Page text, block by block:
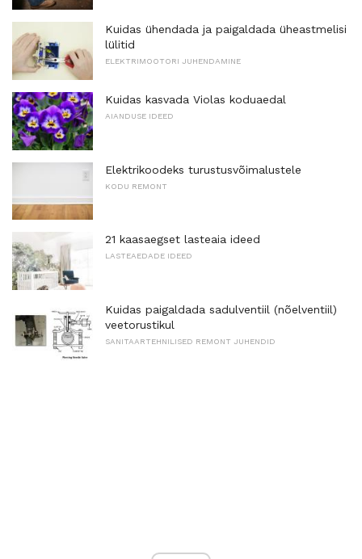
Kuidas ühendada ja paigaldada üheastmelisi
lülitid
ELEKTRIMOOTORI JUHENDAMINE
Kuidas kasvada Violas koduaedal
AIANDUSE IDEED
Elektrikoodeks turustusvõimalustele
KODU REMONT
21 kaasaegset lasteaia ideed
LASTEAEDADE IDEED
Kuidas paigaldada sadulventiil (nõelventiil)
veetorustikul
SANITAARTEHNILISED REMONT JUHENDID